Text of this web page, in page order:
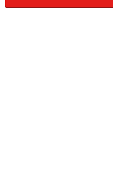
す。”踊る”はちょっとした